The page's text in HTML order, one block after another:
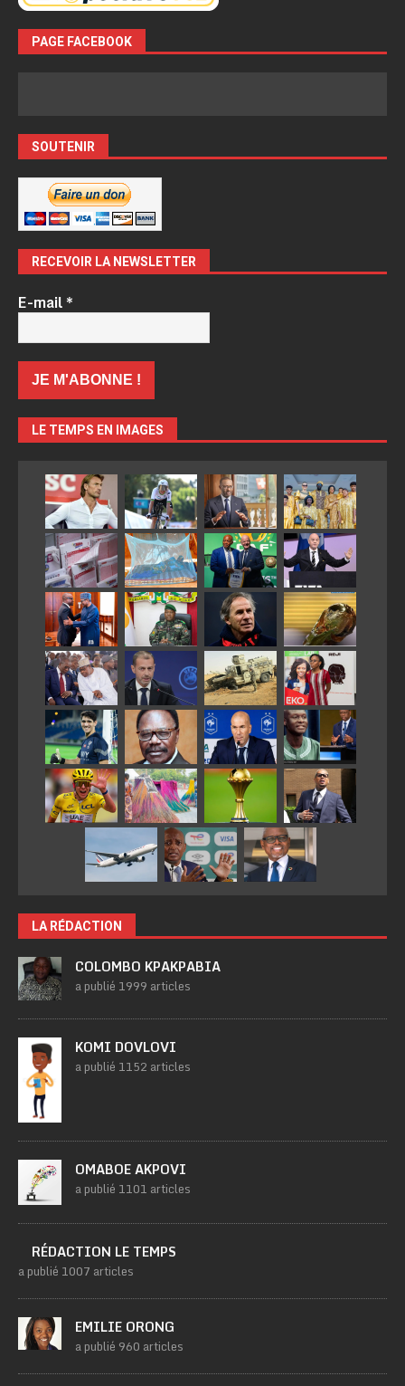
PAGE FACEBOOK
SOUTENIR
RECEVOIR LA NEWSLETTER
E-mail*
LE TEMPS EN IMAGES
LA RÉDACTION
COLOMBO KPAKPABIA
a publié 1999 articles
KOMI DOVLOVI
a publié 1152 articles
OMABOE AKPOVI
a publié 1101 articles
RÉDACTION LE TEMPS
a publié 1007 articles
EMILIE ORONG
a publié 960 articles